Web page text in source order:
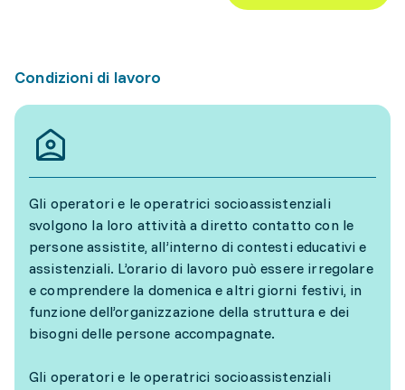
Condizioni di lavoro
Gli operatori e le operatrici socioassistenziali
svolgono la loro attività a diretto contatto con le
persone assistite, all’interno di contesti educativi e
assistenziali. L’orario di lavoro può essere irregolare
e comprendere la domenica e altri giorni festivi, in
funzione dell’organizzazione della struttura e dei
bisogni delle persone accompagnate.
Gli operatori e le operatrici socioassistenziali